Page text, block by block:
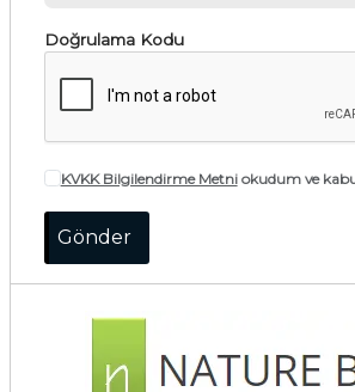
Doğrulama Kodu
KVKK Bilgilendirme Metniokudum ve